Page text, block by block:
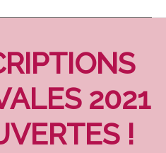
2021
!